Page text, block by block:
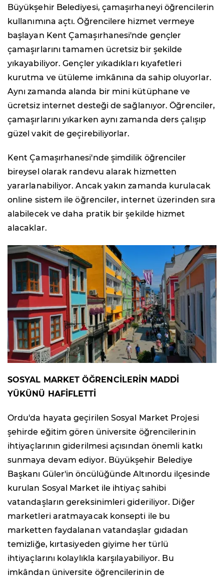
Büyükşehir Belediyesi, çamaşırhaneyi öğrencilerin
kullanımına açtı. Öğrencilere hizmet vermeye
başlayan Kent Çamaşırhanesi'nde gençler
çamaşırlarını tamamen ücretsiz bir şekilde
yıkayabiliyor. Gençler yıkadıkları kıyafetleri
kurutma ve ütüleme imkânına da sahip oluyorlar.
Aynı zamanda alanda bir mini kütüphane ve
ücretsiz internet desteği de sağlanıyor. Öğrenciler,
çamaşırlarını yıkarken aynı zamanda ders çalışıp
güzel vakit de geçirebiliyorlar.
Kent Çamaşırhanesi'nde şimdilik öğrenciler
bireysel olarak randevu alarak hizmetten
yararlanabiliyor. Ancak yakın zamanda kurulacak
online sistem ile öğrenciler, internet üzerinden sıra
alabilecek ve daha pratik bir şekilde hizmet
alacaklar.
SOSYAL MARKET ÖĞRENCİLERİN MADDİ
YÜKÜNÜ HAFİFLETTİ
Ordu'da hayata geçirilen Sosyal Market Projesi
şehirde eğitim gören üniversite öğrencilerinin
ihtiyaçlarının giderilmesi açısından önemli katkı
sunmaya devam ediyor. Büyükşehir Belediye
Başkanı Güler'in öncülüğünde Altınordu ilçesinde
kurulan Sosyal Market ile ihtiyaç sahibi
vatandaşların gereksinimleri gideriliyor. Diğer
marketleri aratmayacak konsepti ile bu
marketten faydalanan vatandaşlar gıdadan
temizliğe, kırtasiyeden giyime her türlü
ihtiyaçlarını kolaylıkla karşılayabiliyor. Bu
imkândan üniversite öğrencilerinin de